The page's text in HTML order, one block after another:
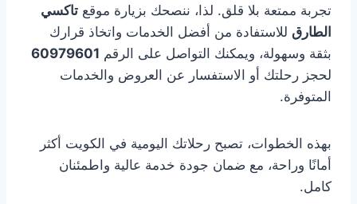
تجربة ممتعة بلا قلق. لذا، ننصحك بزيارة موقع تاكسي
الطارق للاستفادة من أفضل الخدمات واتخاذ قرارك
بثقة وسهولة، ويمكنك التواصل على الرقم 60979601
لحجز رحلتك أو الاستفسار عن العروض والخدمات
المتوفرة.
بهذه الخطوات، تصبح رحلاتك اليومية في الكويت أكثر
أمانًا وراحة، مع ضمان جودة خدمة عالية واطمئنان
كامل.